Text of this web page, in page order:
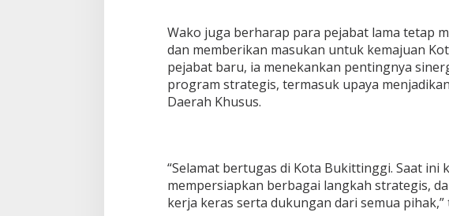
Wako juga berharap para pejabat lama tetap
dan memberikan masukan untuk kemajuan
pejabat baru, ia menekankan pentingnya
program strategis, termasuk upaya
Daerah Khusus.
“Selamat bertugas di Kota Bukittinggi. Saat ini
mempersiapkan berbagai langkah strategis,
kerja keras serta dukungan dari semua pihak,”